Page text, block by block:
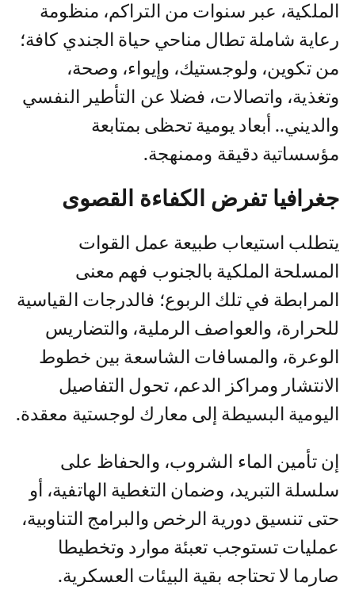
الملكية، عبر سنوات من التراكم، منظومة
رعاية شاملة تطال مناحي حياة الجندي كافة؛
من تكوين، ولوجستيك، وإيواء، وصحة،
وتغذية، واتصالات، فضلا عن التأطير النفسي
والديني.. أبعاد يومية تحظى بمتابعة
مؤسساتية دقيقة وممنهجة.
جغرافيا تفرض الكفاءة القصوى
يتطلب استيعاب طبيعة عمل القوات
المسلحة الملكية بالجنوب فهم معنى
المرابطة في تلك الربوع؛ فالدرجات القياسية
للحرارة، والعواصف الرملية، والتضاريس
الوعرة، والمسافات الشاسعة بين خطوط
الانتشار ومراكز الدعم، تحول التفاصيل
اليومية البسيطة إلى معارك لوجستية معقدة.
إن تأمين الماء الشروب، والحفاظ على
سلسلة التبريد، وضمان التغطية الهاتفية، أو
حتى تنسيق دورية الرخص والبرامج التناوبية،
عمليات تستوجب تعبئة موارد وتخطيطا
صارما لا تحتاجه بقية البيئات العسكرية.